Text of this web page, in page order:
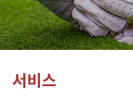
서비스